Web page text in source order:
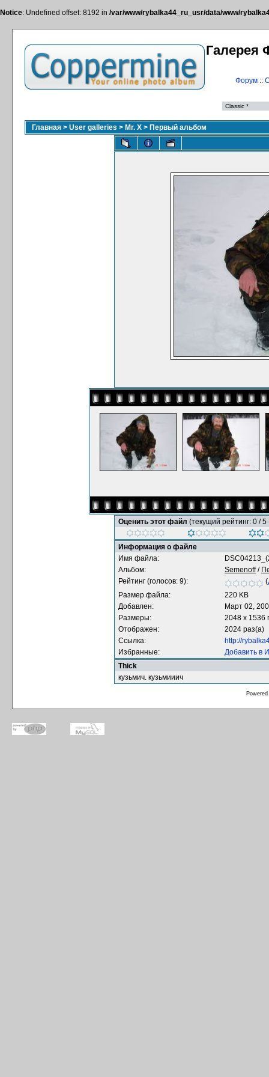
Notice: Undefined offset: 8192 in /var/www/rybalka44_ru_usr/data/www/
Галерея
Форум::
Главная > User galleries > Mr. X > Первый альбом
Оценить этот файл (текущий рейтинг: 0 / 5
Информация о файле
Имя файла:
Альбом:
Semenoff/
Рейтинг (голосов: 9):
(
Размер файла:
220 KB
Добавлен:
Март 02,
Размеры:
2048 x 1536
Отображен:
2024 раз(а)
Ссылка:
http://
Избранные:
Добавить в
Thick
кузьмич. кузьмииич